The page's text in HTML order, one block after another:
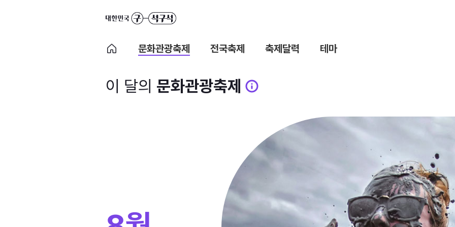
문화관광축제 전국축제 축제달력 테마
이 달의 문화관광축제